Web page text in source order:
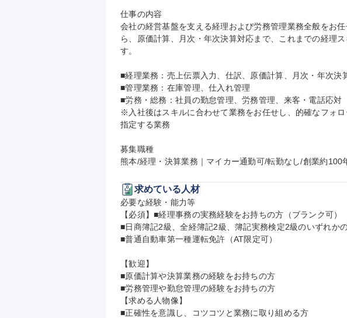
仕事の内容
会社の経営基盤を支える経理および労務管理業務全般をお
ら、原価計算、月次・年次決算対応まで、これまでの経理
す。
■経理業務：売上伝票入力、仕訳、原価計算、月次・年次決
■管理業務：在庫管理、仕入れ管理
■労務・総務：社員の勤怠管理、労務管理、来客・電話応対
※入社後はスキルに合わせて業務をお任せし、的確なフォ
指定する業務
募集職種
熊本/経理・決算業務｜マイカー通勤可/転勤なし/創業約100
求めている人材
必要な経験・能力等
【必須】■経理事務の実務経験をお持ちの方（ブランク可）
■日商簿記2級、全経簿記2級、簿記実務検定2級のいずれか
■普通自動車第一種運転免許（AT限定可）
【歓迎】
■原価計算や決算業務の経験をお持ちの方
■労務管理や勤怠管理の経験をお持ちの方
【求める人物像】
■正確性を意識し、コツコツと業務に取り組める方